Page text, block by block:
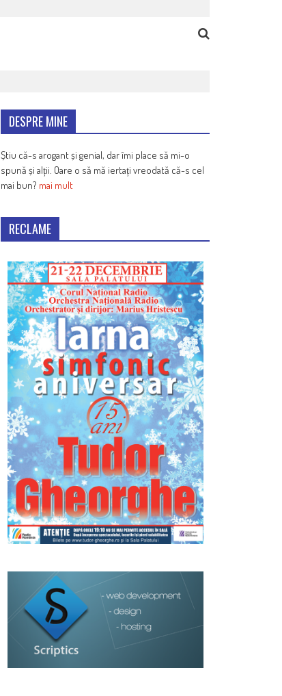
DESPRE MINE
Știu că-s arogant și genial, dar îmi place să mi-o
spună și alții. Oare o să mă iertați vreodată că-s cel
mai bun? mai mult
RECLAME